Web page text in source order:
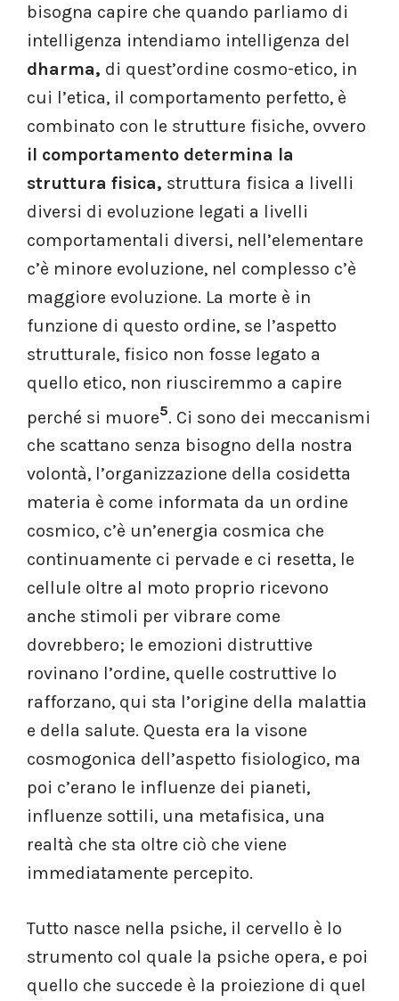
bisogna capire che quando parliamo di
intelligenza intendiamo intelligenza del
dharma, di quest’ordine cosmo-etico, in
cui l’etica, il comportamento perfetto, è
combinato con le strutture fisiche, ovvero
il comportamento determina la
struttura fisica, struttura fisica a livelli
diversi di evoluzione legati a livelli
comportamentali diversi, nell’elementare
c’è minore evoluzione, nel complesso c’è
maggiore evoluzione. La morte è in
funzione di questo ordine, se l’aspetto
strutturale, fisico non fosse legato a
quello etico, non riusciremmo a capire
perché si muore5. Ci sono dei meccanismi
che scattano senza bisogno della nostra
volontà, l’organizzazione della cosidetta
materia è come informata da un ordine
cosmico, c’è un’energia cosmica che
continuamente ci pervade e ci resetta, le
cellule oltre al moto proprio ricevono
anche stimoli per vibrare come
dovrebbero; le emozioni distruttive
rovinano l’ordine, quelle costruttive lo
rafforzano, qui sta l’origine della malattia
e della salute. Questa era la visone
cosmogonica dell’aspetto fisiologico, ma
poi c’erano le influenze dei pianeti,
influenze sottili, una metafisica, una
realtà che sta oltre ciò che viene
immediatamente percepito.
Tutto nasce nella psiche, il cervello è lo
strumento col quale la psiche opera, e poi
quello che succede è la proiezione di quel